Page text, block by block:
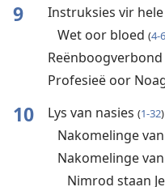
9 Instruksies vir
Wet oor bloed (4-6
Reënboogverbond
Profesieë oor
10 Lys van nasies (1-32)
Nakomelinge
Nakomelinge
Nimrod staan